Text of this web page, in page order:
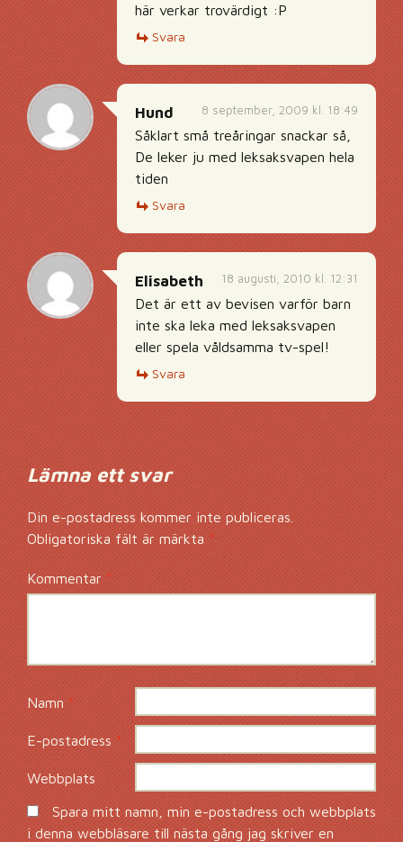
här verkar trovärdigt :P
Svara
8 september, 2009 kl. 18:49
Hund
Såklart små treåringar snackar så,
De leker ju med leksaksvapen hela
tiden
Svara
18 augusti, 2010 kl. 12:31
Elisabeth
Det är ett av bevisen varför barn
inte ska leka med leksaksvapen
eller spela våldsamma tv-spel!
Svara
Lämna ett svar
Din e-postadress kommer inte publiceras.
Obligatoriska fält är märkta*
Kommentar*
Namn*
E-postadress*
Webbplats
Spara mitt namn, min e-postadress och webbplats
i denna webbläsare till nästa gång jag skriver en